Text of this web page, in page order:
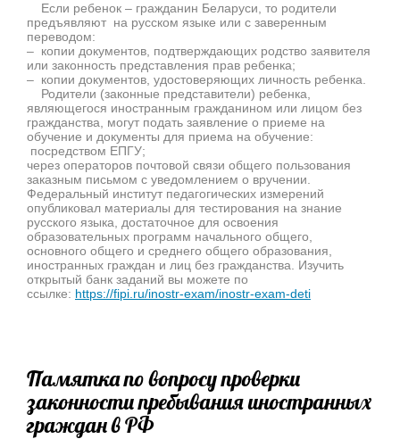
Если ребенок – гражданин Беларуси, то родители
предъявляют на русском языке или с заверенным
переводом:
– копии документов, подтверждающих родство заявителя
или законность представления прав ребенка;
– копии документов, удостоверяющих личность ребенка.
Родители (законные представители) ребенка,
являющегося иностранным гражданином или лицом без
гражданства, могут подать заявление о приеме на
обучение и документы для приема на обучение:
посредством ЕПГУ;
через операторов почтовой связи общего пользования
заказным письмом с уведомлением о вручении.
Федеральный институт педагогических измерений
опубликовал материалы для тестирования на знание
русского языка, достаточное для освоения
образовательных программ начального общего,
основного общего и среднего общего образования,
иностранных граждан и лиц без гражданства. Изучить
открытый банк заданий вы можете по
ссылке: https://fipi.ru/inostr-exam/inostr-exam-deti
Памятка по вопросу проверки
законности пребывания иностранных
граждан в РФ